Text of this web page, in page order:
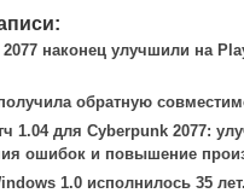
2077 наконец улучшили на
обратную
1.04 для Cyberpunk 2077:
ошибок и повышение
1.0 исполнилось 35